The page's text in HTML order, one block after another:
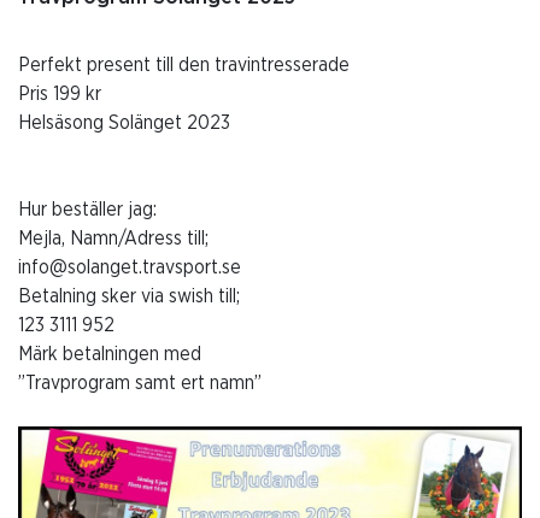
Perfekt present till den travintresserade
Pris 199 kr
Helsäsong Solänget 2023
Hur beställer jag:
Mejla, Namn/Adress till;
info@solanget.travsport.se
Betalning sker via swish till;
123 3111 952
Märk betalningen med
”Travprogram samt ert namn”